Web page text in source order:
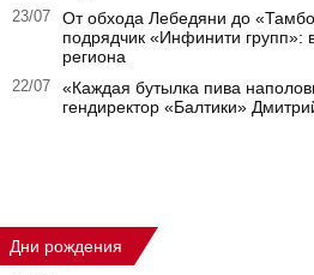
23/07
От обхода Лебедяни до
подрядчик «Инфинити групп»:
региона
22/07
«Каждая бутылка пива
гендиректор «Балтики»
Дни рождения